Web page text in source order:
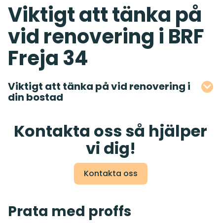
Viktigt att tänka på
vid renovering i BRF
Freja 34
Viktigt att tänka på vid renovering i
din bostad
Kontakta oss så hjälper
vi dig!
Kontakta oss
Prata med proffs